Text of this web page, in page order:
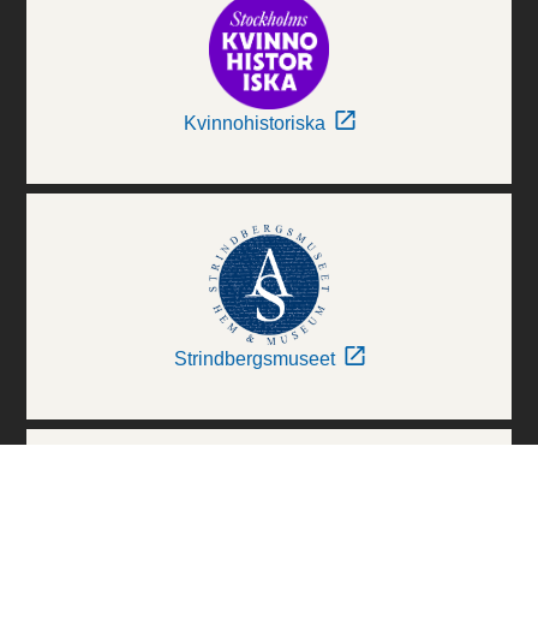
Kvinnohistoriska
Strindbergsmuseet